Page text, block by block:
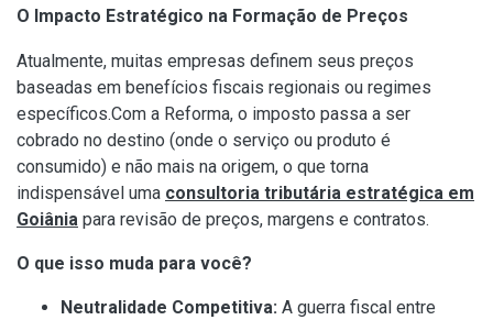
O Impacto Estratégico na Formação de Preços
Atualmente, muitas empresas definem seus preços
baseadas em benefícios fiscais regionais ou regimes
específicos.Com a Reforma, o imposto passa a ser
cobrado no destino (onde o serviço ou produto é
consumido) e não mais na origem, o que torna
indispensável uma consultoria tributária estratégica em
Goiânia para revisão de preços, margens e contratos.
O que isso muda para você?
Neutralidade Competitiva: A guerra fiscal entre